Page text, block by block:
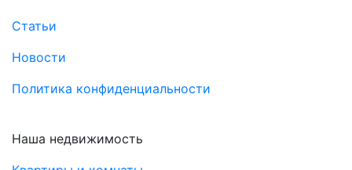
Статьи
Новости
Политика конфиденциальности
Наша недвижимость